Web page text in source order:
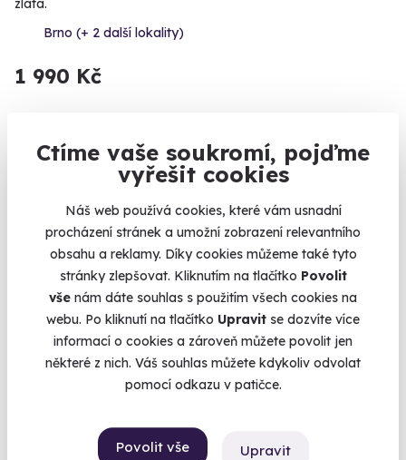
Ctíme vaše soukromí, pojďme
vyřešit cookies
Náš web používá cookies, které vám usnadní
procházení stránek a umožní zobrazení relevantního
obsahu a reklamy. Díky cookies můžeme také tyto
stránky zlepšovat. Kliknutím na tlačítko Povolit
vše nám dáte souhlas s použitím všech cookies na
webu. Po kliknutí na tlačítko Upravit se dozvíte více
informací o cookies a zároveň můžete povolit jen
některé z nich. Váš souhlas můžete kdykoliv odvolat
pomocí odkazu v patičce.
Povolit vše Upravit
zlata.
Brno (+ 2 další lokality)
1 990 Kč
9.5
Volný termín už 11. 08. 2026
Zážitková střelba: Dlouhé zbraně - 6 zbraní
Z každé zbraně si zastřílíte pětkrát - celkem 30 výstřelů.
(+ 28 dalších lokalit)